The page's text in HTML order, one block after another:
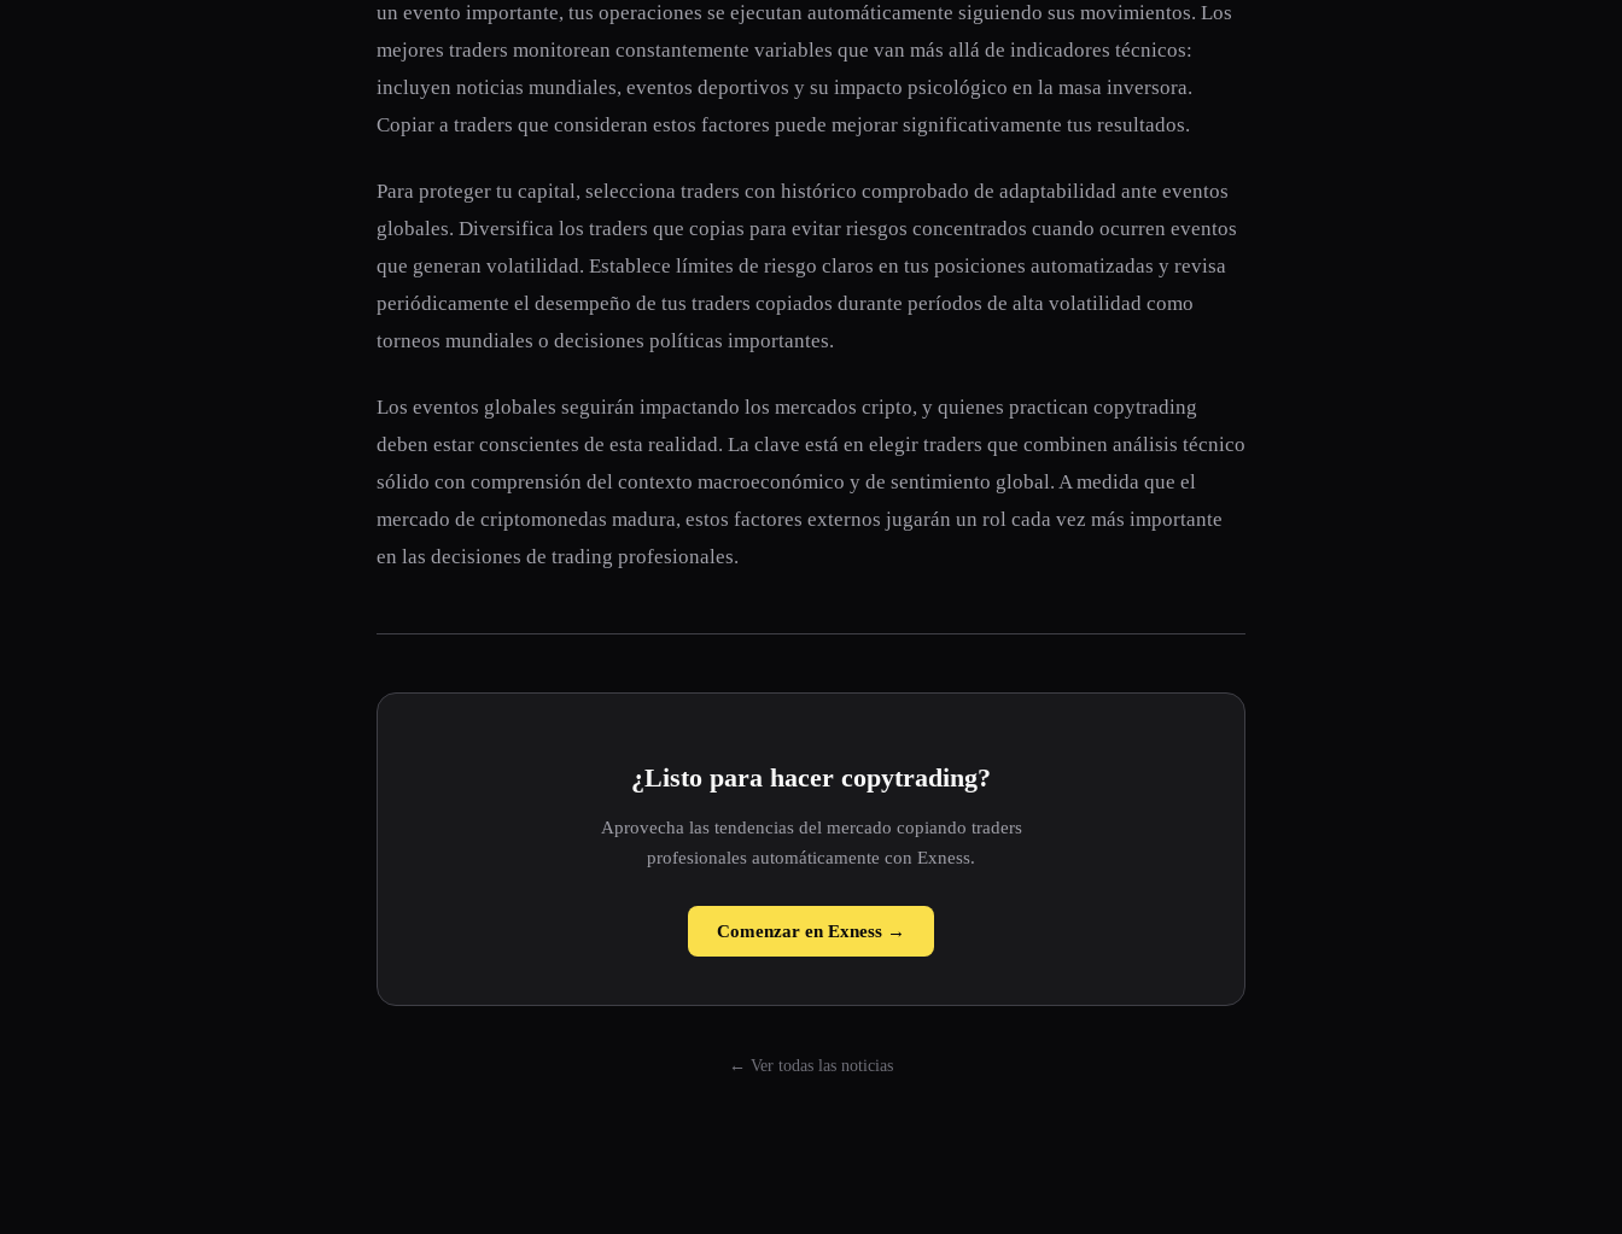
un evento importante, tus operaciones se ejecutan automáticamente siguiendo sus movimientos. Los
mejores traders monitorean constantemente variables que van más allá de indicadores técnicos:
incluyen noticias mundiales, eventos deportivos y su impacto psicológico en la masa inversora.
Copiar a traders que consideran estos factores puede mejorar significativamente tus resultados.
Para proteger tu capital, selecciona traders con histórico comprobado de adaptabilidad ante eventos
globales. Diversifica los traders que copias para evitar riesgos concentrados cuando ocurren eventos
que generan volatilidad. Establece límites de riesgo claros en tus posiciones automatizadas y revisa
periódicamente el desempeño de tus traders copiados durante períodos de alta volatilidad como
torneos mundiales o decisiones políticas importantes.
Los eventos globales seguirán impactando los mercados cripto, y quienes practican copytrading
deben estar conscientes de esta realidad. La clave está en elegir traders que combinen análisis técnico
sólido con comprensión del contexto macroeconómico y de sentimiento global. A medida que el
mercado de criptomonedas madura, estos factores externos jugarán un rol cada vez más importante
en las decisiones de trading profesionales.
¿Listo para hacer copytrading?
Aprovecha las tendencias del mercado copiando traders
profesionales automáticamente con Exness.
Comenzar en Exness →
← Ver todas las noticias